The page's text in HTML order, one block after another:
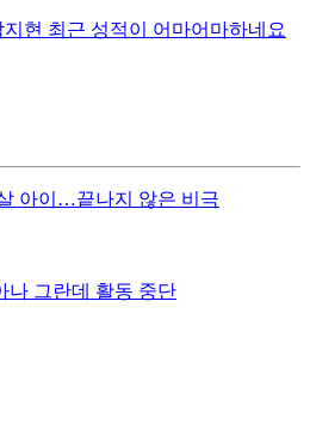
현 최근 성적이 어마어마하네요
아이…끝나지 않은 비극
나 그란데 활동 중단